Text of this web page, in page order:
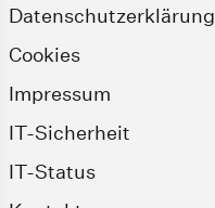
Datenschutzerklärung
Cookies
Impressum
IT-Sicherheit
IT-Status